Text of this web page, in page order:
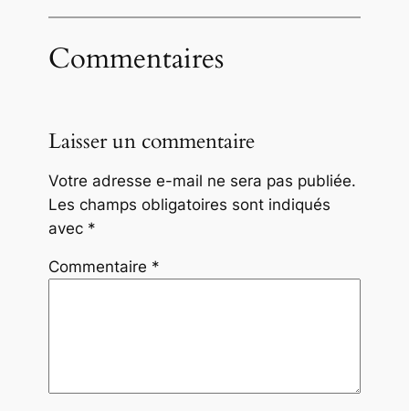
Commentaires
Laisser un commentaire
Votre adresse e-mail ne sera pas publiée.
Les champs obligatoires sont indiqués
avec *
Commentaire *